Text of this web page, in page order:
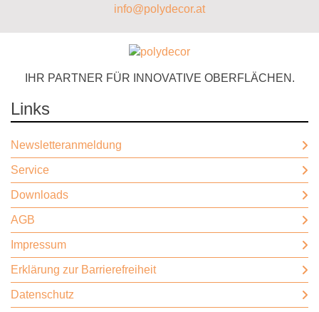
info@polydecor.at
IHR PARTNER FÜR INNOVATIVE OBERFLÄCHEN.
Links
Newsletteranmeldung
Service
Downloads
AGB
Impressum
Erklärung zur Barrierefreiheit
Datenschutz